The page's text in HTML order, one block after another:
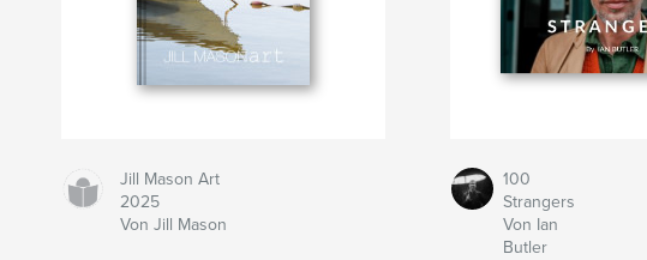
Jill Mason Art
2025
Von Jill Mason
100
Strangers
Von Ian
Butler